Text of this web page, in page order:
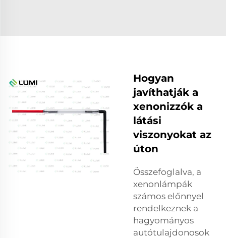
Hogyan
javíthatják a
xenonizzók a
látási
viszonyokat az
úton
Összefoglalva, a
xenonlámpák
számos előnnyel
rendelkeznek a
hagyományos
autótulajdonosok